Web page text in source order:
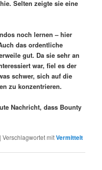
Selten zeigte sie eine
noch lernen – hier
das ordentliche
gut. Da sie sehr an
war, fiel es der
schwer, sich auf die
zu konzentrieren.
Nachricht, dass Bounty
|Verschlagwortet mitVermittelt